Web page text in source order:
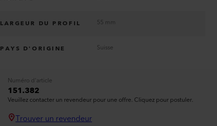
LARGEUR DU PROFIL 55 mm
PAYS D'ORIGINE Suisse
Numéro d'article
151.382
Veuillez contacter un revendeur pour une offre. Cliquez pour postuler.
Trouver un revendeur